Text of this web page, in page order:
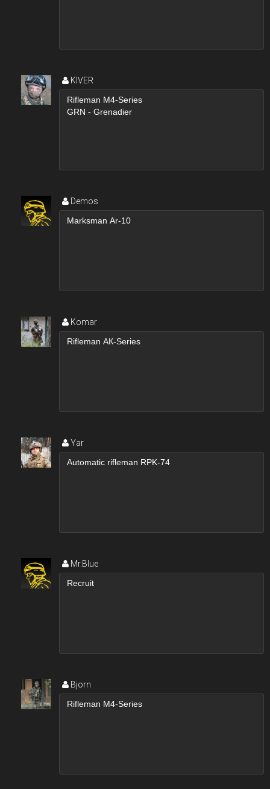
KIVER
Demos
Komar
Yar
Mr.Blue
Bjorn